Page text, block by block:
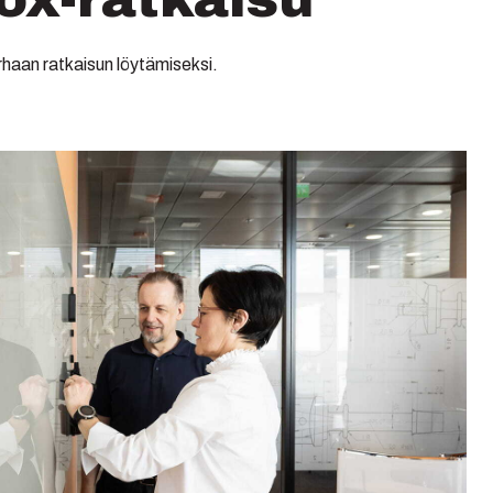
ratkaisun löytämiseksi.